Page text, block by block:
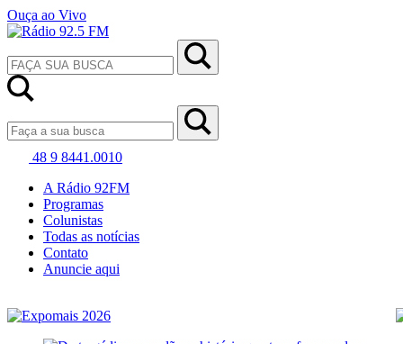
Ouça ao Vivo
48 9 8441.0010
A Rádio 92FM
Programas
Colunistas
Todas as notícias
Contato
Anuncie aqui